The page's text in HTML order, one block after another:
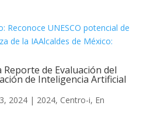
Reporte de Evaluación del
de Inteligencia Artificial
2024| 2024, Centro-i, En